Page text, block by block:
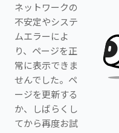
ネットワークの
不安定やシステ
ムエラーによ
り、ページを正
常に表示できま
せんでした。ペ
ージを更新する
か、しばらくし
てから再度お試